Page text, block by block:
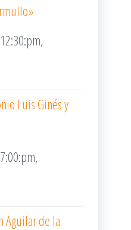
Luis Ginés y
Aguilar de la